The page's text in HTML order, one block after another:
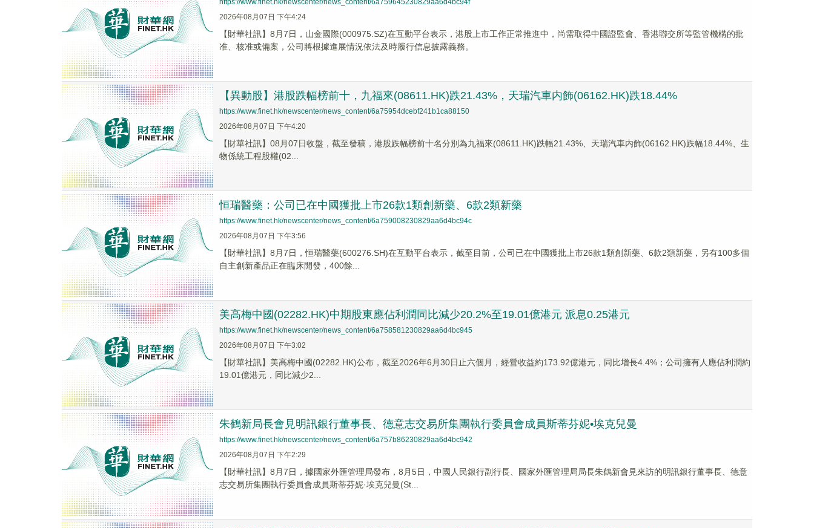
https://www.finet.hk/newscenter/news_content/6a759645230829aa6d4bc94f
2026年08月07日 下午4:24
【財華社訊】8月7日，山金國際(000975.SZ)在互動平台表示，港股上市工作正常推進中，尚需取得中國證監會、香港聯交所等監管機構的批
准、核准或備案，公司將根據進展情況依法及時履行信息披露義務。
【異動股】港股跌幅榜前十，九福來(08611.HK)跌21.43%，天瑞汽車内飾(06162.HK)跌18.44%
https://www.finet.hk/newscenter/news_content/6a75954dcebf241b1ca88150
2026年08月07日 下午4:20
【財華社訊】08月07日收盤，截至發稿，港股跌幅榜前十名分別為九福來(08611.HK)跌幅21.43%、天瑞汽車内飾(06162.HK)跌幅18.44%、生
物係統工程股權(02...
恒瑞醫藥：公司已在中國獲批上市26款1類創新藥、6款2類新藥
https://www.finet.hk/newscenter/news_content/6a759008230829aa6d4bc94c
2026年08月07日 下午3:56
【財華社訊】8月7日，恒瑞醫藥(600276.SH)在互動平台表示，截至目前，公司已在中國獲批上市26款1類創新藥、6款2類新藥，另有100多個
自主創新產品正在臨床開發，400餘...
美高梅中國(02282.HK)中期股東應佔利潤同比減少20.2%至19.01億港元 派息0.25港元
https://www.finet.hk/newscenter/news_content/6a758581230829aa6d4bc945
2026年08月07日 下午3:02
【財華社訊】美高梅中國(02282.HK)公布，截至2026年6月30日止六個月，經營收益約173.92億港元，同比增長4.4%；公司擁有人應佔利潤約
19.01億港元，同比減少2...
朱鶴新局長會見明訊銀行董事長、德意志交易所集團執行委員會成員斯蒂芬妮•埃克兒曼
https://www.finet.hk/newscenter/news_content/6a757b86230829aa6d4bc942
2026年08月07日 下午2:29
【財華社訊】8月7日，據國家外匯管理局發布，8月5日，中國人民銀行副行長、國家外匯管理局局長朱鶴新會見來訪的明訊銀行董事長、德意
志交易所集團執行委員會成員斯蒂芬妮·埃克兒曼(St...